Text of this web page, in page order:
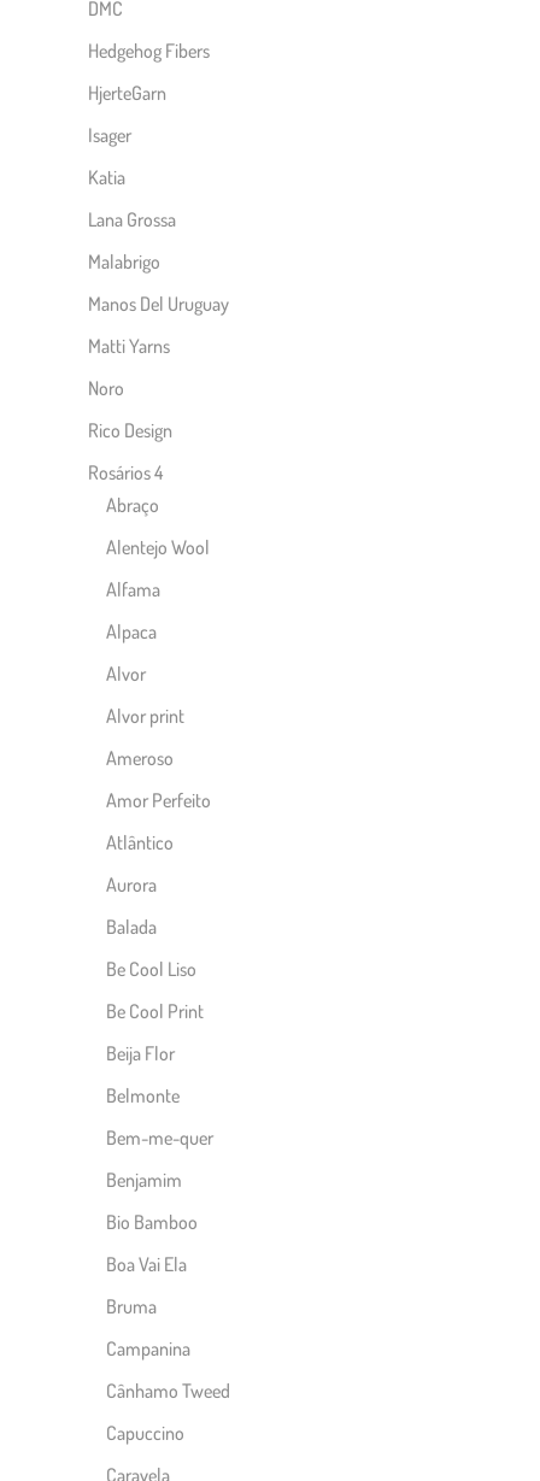
DMC
Hedgehog Fibers
HjerteGarn
Isager
Katia
Lana Grossa
Malabrigo
Manos Del Uruguay
Matti Yarns
Noro
Rico Design
Rosários 4
Abraço
Alentejo Wool
Alfama
Alpaca
Alvor
Alvor print
Ameroso
Amor Perfeito
Atlântico
Aurora
Balada
Be Cool Liso
Be Cool Print
Beija Flor
Belmonte
Bem-me-quer
Benjamim
Bio Bamboo
Boa Vai Ela
Bruma
Campanina
Cânhamo Tweed
Capuccino
Caravela